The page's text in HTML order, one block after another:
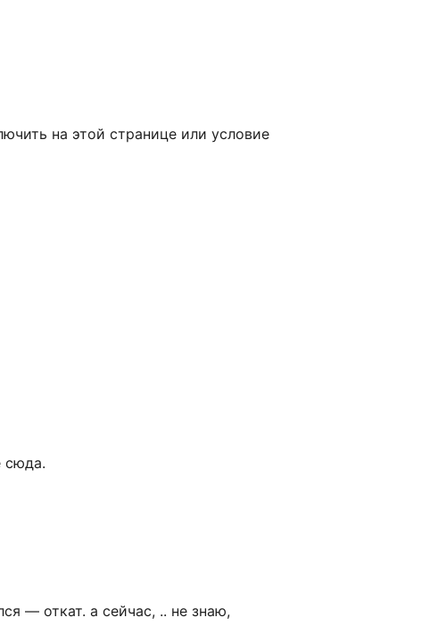
на этой странице или условие
сюда.
— откат. а сейчас, .. не знаю,